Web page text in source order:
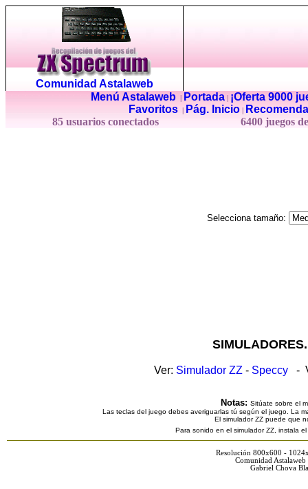
Comunidad Astalaweb
Menú Astalaweb| Portada|
¡Oferta 9000
Favoritos
Pág. Inicio
85 usuarios conectados
6400 juegos
Selecciona tamaño:
Ver: Simulador ZZ - Speccy -
Notas: Sitúate sobre el
Las teclas del juego debes averiguarlas tú según el juego. La
El simulador ZZ puede que
Para sonido en el simulador ZZ, instala
Resolución 800x600 -
Comunidad
Gabriel Chova